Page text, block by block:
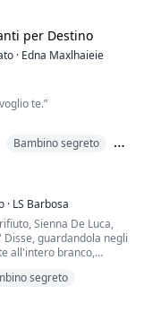
amica più cara. Per
per Destino
· Edna Maxlhaieie
te.”
il suo comando, le
verso la
e mentre le loro labbra
Bambino segreto
· LS Barbosa
Sienna De Luca,
guardandola negli
all'intero branco,
segreto